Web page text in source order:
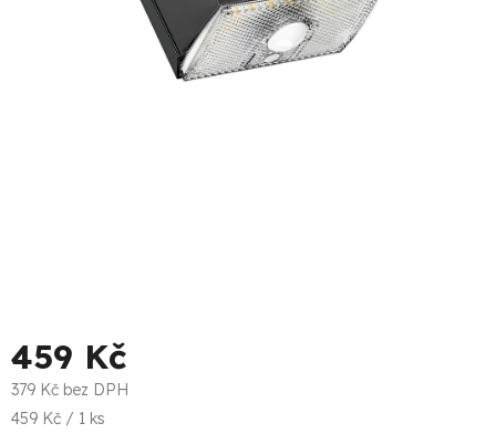
459 Kč
379 Kč bez DPH
Měrná
459 Kč / 1 ks